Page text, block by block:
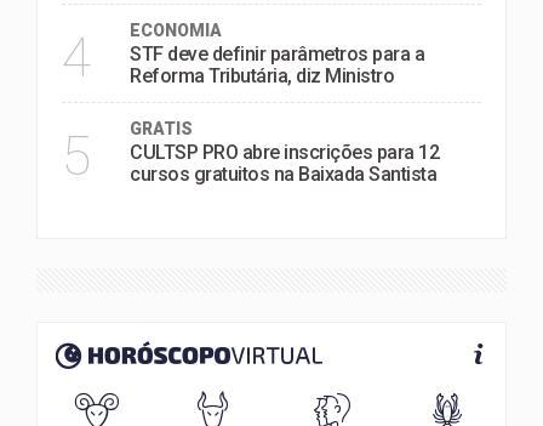
4 ECONOMIA
STF deve definir parâmetros para a
Reforma Tributária, diz Ministro
5 GRATIS
CULTSP PRO abre inscrições para 12
cursos gratuitos na Baixada Santista